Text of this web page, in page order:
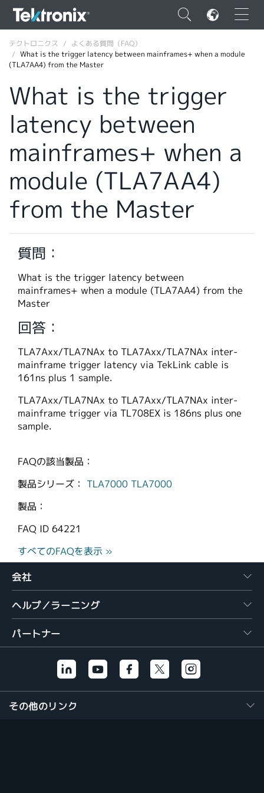
×
FRANÇAIS
DEUTSCH
VIỆT NAM
简体中文
韓国語
繁體中文
テクトロニクス
よくある質問（FAQ）
What is the trigger latency between mainframes+ when a module
(TLA7AA4) from the Master
What is the trigger
latency between
mainframes+ when a
module (TLA7AA4)
from the Master
質問：
What is the trigger latency between
mainframes+ when a module (TLA7AA4) from the
Master
回答：
TLA7Axx/TLA7NAx to TLA7Axx/TLA7NAx inter-
mainframe trigger latency via TekLink cable is
161ns plus 1 sample.
TLA7Axx/TLA7NAx to TLA7Axx/TLA7NAx inter-
mainframe trigger via TL708EX is 186ns plus one
sample.
FAQの該当製品：
製品シリーズ： TLA7000 TLA7000
製品：
FAQ ID 64221
すべてのFAQを表示 »
会社
ヘルプ／ラーニング
パートナー
その他のリンク